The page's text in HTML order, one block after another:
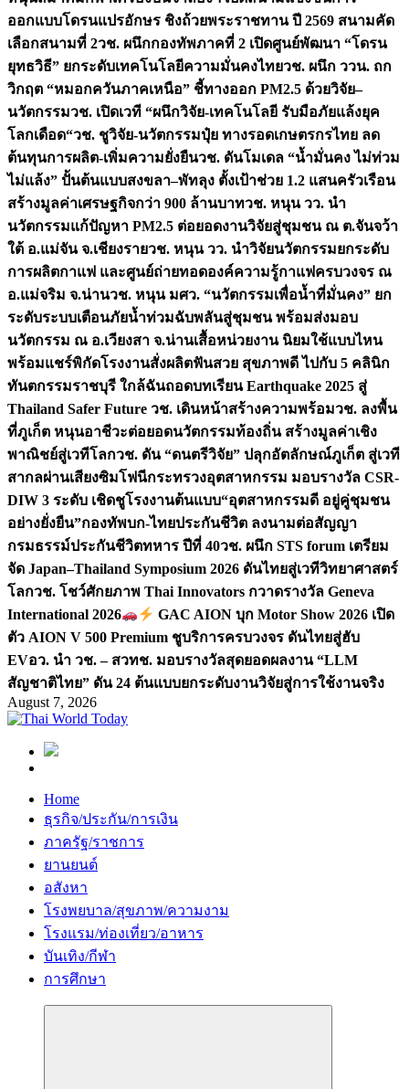
ออกแบบโดรนแปรอักษร ชิงถ้วยพระราชทาน ปี 2569 สนามคัด
เลือกสนามที่ 2วช. ผนึกกองทัพภาคที่ 2 เปิดศูนย์พัฒนา “โดรน
ยุทธวิธี” ยกระดับเทคโนโลยีความมั่นคงไทยวช. ผนึก ววน. ถก
วิกฤต “หมอกควันภาคเหนือ” ชี้ทางออก PM2.5 ด้วยวิจัย–
นวัตกรรมวช. เปิดเวที “ผนึกวิจัย-เทคโนโลยี รับมือภัยแล้งยุค
โลกเดือด“วช. ชูวิจัย-นวัตกรรมปุ๋ย ทางรอดเกษตรกรไทย ลด
ต้นทุนการผลิต-เพิ่มความยั่งยืนวช. ดันโมเดล “น้ำมั่นคง ไม่ท่วม
ไม่แล้ง” ปั้นต้นแบบสงขลา–พัทลุง ตั้งเป้าช่วย 1.2 แสนครัวเรือน
สร้างมูลค่าเศรษฐกิจกว่า 900 ล้านบาทวช. หนุน วว. นำ
นวัตกรรมแก้ปัญหา PM2.5 ต่อยอดงานวิจัยสู่ชุมชน ณ ต.จันจว้า
ใต้ อ.แม่จัน จ.เชียงรายวช. หนุน วว. นำวิจัยนวัตกรรมยกระดับ
การผลิตกาแฟ และศูนย์ถ่ายทอดองค์ความรู้กาแฟครบวงจร ณ
อ.แม่จริม จ.น่านวช. หนุน มศว. “นวัตกรรมเพื่อน้ำที่มั่นคง” ยก
ระดับระบบเตือนภัยน้ำท่วมฉับพลันสู่ชุมชน พร้อมส่งมอบ
นวัตกรรม ณ อ.เวียงสา จ.น่านเสื้อหน่วยงาน นิยมใช้แบบไหน
พร้อมแชร์พิกัดโรงงานสั่งผลิตฟันสวย สุขภาพดี ไปกับ 5 คลินิก
ทันตกรรมราชบุรี ใกล้ฉันถอดบทเรียน Earthquake 2025 สู่
Thailand Safer Future วช. เดินหน้าสร้างความพร้อมวช. ลงพื้น
ที่ภูเก็ต หนุนอาชีวะต่อยอดนวัตกรรมท้องถิ่น สร้างมูลค่าเชิง
พาณิชย์สู่เวทีโลกวช. ดัน “ดนตรีวิจัย” ปลุกอัตลักษณ์ภูเก็ต สู่เวที
สากลผ่านเสียงซิมโฟนีกระทรวงอุตสาหกรรม มอบรางวัล CSR-
DIW 3 ระดับ เชิดชูโรงงานต้นแบบ“อุตสาหกรรมดี อยู่คู่ชุมชน
อย่างยั่งยืน”กองทัพบก-ไทยประกันชีวิต ลงนามต่อสัญญา
กรมธรรม์ประกันชีวิตทหาร ปีที่ 40วช. ผนึก STS forum เตรียม
จัด Japan–Thailand Symposium 2026 ดันไทยสู่เวทีวิทยาศาสตร์
โลกวช. โชว์ศักยภาพ Thai Innovators กวาดรางวัล Geneva
International 2026
GAC AION บุก Motor Show 2026 เปิด
ตัว AION V 500 Premium ชูบริการครบวงจร ดันไทยสู่ฮับ
EVอว. นำ วช. – สวทช. มอบรางวัลสุดยอดผลงาน “LLM
สัญชาติไทย” ดัน 24 ต้นแบบยกระดับงานวิจัยสู่การใช้งานจริง
August 7, 2026
Home
ธุรกิจ/ประกัน/การเงิน
ภาครัฐ/ราชการ
ยานยนต์
อสังหา
โรงพยบาล/สุขภาพ/ความงาม
โรงแรม/ท่องเที่ยว/อาหาร
บันเทิง/กีฬา
การศึกษา